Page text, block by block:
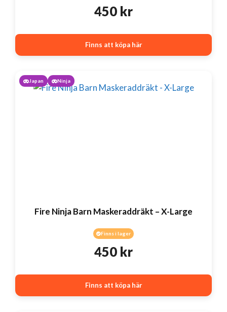
450 kr
Finns att köpa här
Japan Ninja
Fire Ninja Barn Maskeraddräkt – X-Large
Finns i lager
450 kr
Finns att köpa här